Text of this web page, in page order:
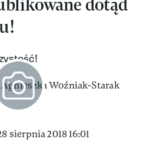
sierpnia 2018 16:01